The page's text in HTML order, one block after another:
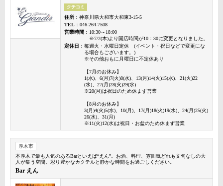
クチコミ
住所 ：神奈川県大和市大和東3-15-5
TEL ：046-264-7508
営業時間 ：10:30～18:00
※7/2(木)より開店時間が10：30に変更となりました。
定休日 ：毎週火・水曜日定休 (イベント・祝日などで変更にな
る場合もございます。)
※その他おもに月曜日に不定休あり
【7月のお休み】
1(水)、6(月)7(火)8(水)、13(月)14(火)15(水)、21(火)22
(水)、27(月)28(火)29(水)
※20(月)は祝日のため休まず営業
【8月のお休み】
3(月)4(火)5(水)、10(月)、17(月)18(火)19(水)、24(月)25(火)
26(水)、31(月)
※11(火)12(水)は祝日・お盆のため休まず営業
厚木市
本厚木で最も人気のあるBarといえば“えん”。お酒、料理、雰囲気どれも文句なしの大
人が集う空間。彩り豊かなカクテルと静かな時間をお過ごしください。
Bar えん